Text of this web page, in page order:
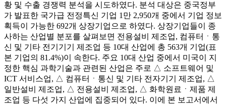
황 및 수출 경쟁력 분석을 시도하였다. 분석 대상은 중국정부
가 발표한 국가급 전정특신 기업 1만 2,950개 중에서 기업 정보
획득이 가능한 692개 상장기업으로 하였다. 상장기업들이 종
사하는 산업별 분포를 살펴보면 전용설비 제조업, 컴퓨터ㆍ통
신 및 기타 전기기기 제조업 등 10대 산업에 총 563개 기업(표
본 기업의 81.4%)이 속한다. 주요 10대 산업 중에서 미국이 지
정한 핵심 과학기술과 관련된 산업은 주로 △ 소프트웨어 및
ICT 서비스업, △ 컴퓨터ㆍ통신 및 기타 전자기기 제조업, △
일반설비 제조업, △ 전용설비 제조업, △ 화학원료ㆍ제품 제
조업 등 다섯 가지 산업에 집중되어 있다. 이에 본 보고서에서